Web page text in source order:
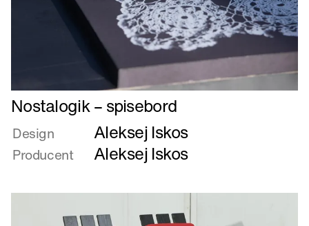
Læs
mere
om
Nostalogik
–
Nostalogik – spisebord
Design Aleksej Iskos
Producent Aleksej Iskos